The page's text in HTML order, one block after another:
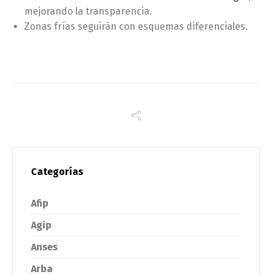
mejorando la transparencia.
Zonas frías seguirán con esquemas diferenciales.
Categorías
Afip
Agip
Anses
Arba